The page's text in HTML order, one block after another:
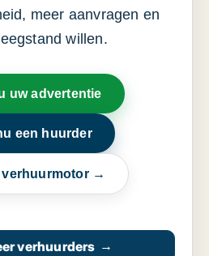
meer aanvragen en
willen.
uw advertentie
een huurder
verhuurmotor →
verhuurders →